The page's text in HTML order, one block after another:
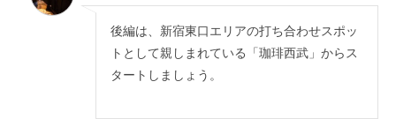
後編は、新宿東口エリアの打ち合わせスポッ
トとして親しまれている「珈琲西武」からス
タートしましょう。